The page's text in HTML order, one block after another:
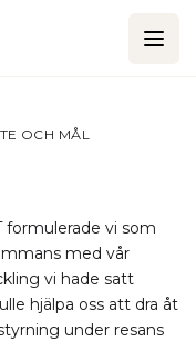
OCH MÅL
vi som
med vår
vi hade satt
hjälpa oss att dra åt
under resans